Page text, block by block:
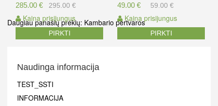
285.00 €
Kaina prisijungus
295.00 €
PIRKTI
49.00 €
Kaina prisijungus
59.00 €
PIRKTI
Daugiau panašių prekių: Kambario pertvaros
Naudinga informacija
TEST_SSTI
INFORMACIJA